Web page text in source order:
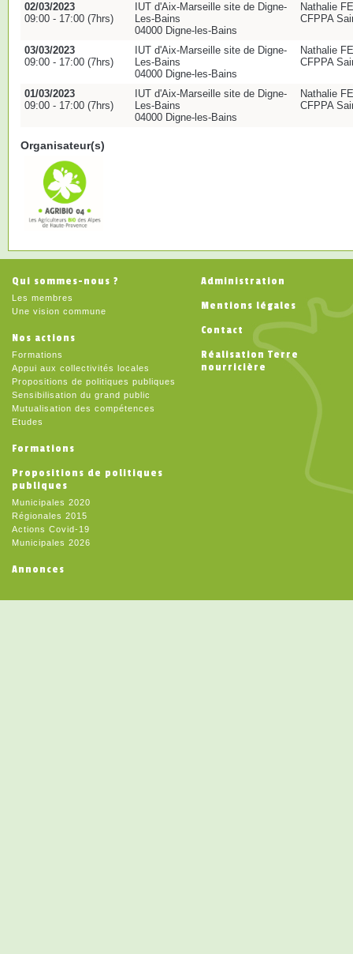
02/03/2023
09:00 - 17:00 (7hrs)
IUT d'Aix-Marseille site de Digne-
Les-Bains
04000 Digne-les-Bains
Nathalie
CFPPA
03/03/2023
09:00 - 17:00 (7hrs)
IUT d'Aix-Marseille site de Digne-
Les-Bains
04000 Digne-les-Bains
Nathalie
CFPPA
01/03/2023
09:00 - 17:00 (7hrs)
IUT d'Aix-Marseille site de Digne-
Les-Bains
04000 Digne-les-Bains
Nathalie
CFPPA
Organisateur(s)
Qui sommes-nous ?
Les membres
Une vision commune
Nos actions
Formations
Appui aux collectivités locales
Propositions de politiques publiques
Sensibilisation du grand public
Mutualisation des compétences
Etudes
Formations
Propositions de politiques
publiques
Municipales 2020
Régionales 2015
Actions Covid-19
Municipales 2026
Annonces
Administration
Mentions légales
Contact
Réalisation Terre
nourricière